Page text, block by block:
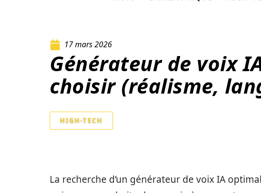
17 mars 2026
Générateur de voix
choisir (réalisme,
HIGH-TECH
La recherche d’un générateur de voix IA